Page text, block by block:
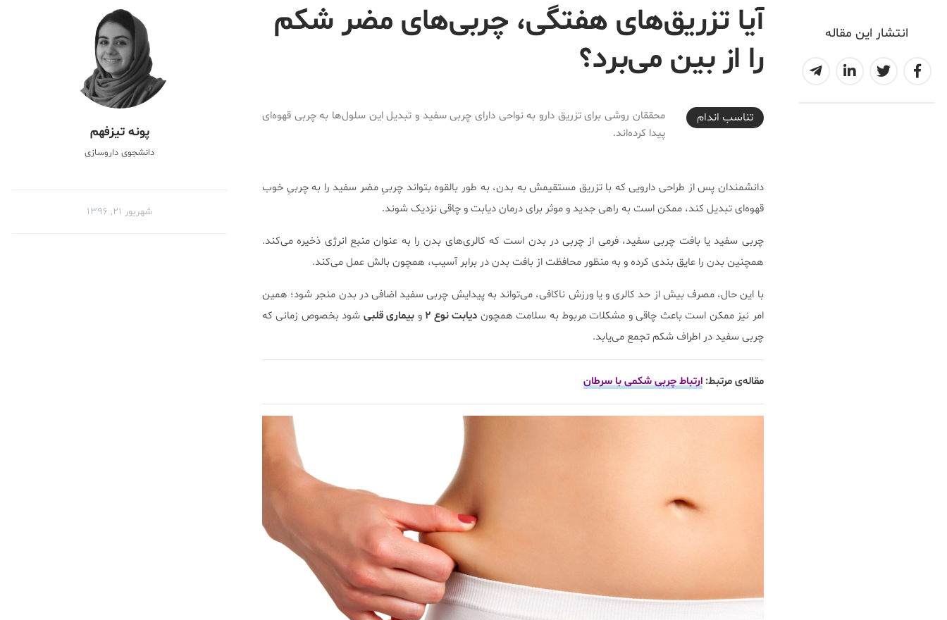
انتشار این مقاله
آیا تزریق‌های هفتگی، چربی‌های مضر شکم
را از بین می‌برد؟
2017-09-12T12:04:56+04:30
تناسب اندام
محققان روشی برای تزریق دارو به نواحی دارای چربی سفید و تبدیل این سلول‌ها به چربی قهوه‌ای
پیدا کرده‌اند.
دانشمندان پس از طراحی دارویی که با تزریق مستقیمش به بدن، به طور بالقوه بتواند چربیِ مضر سفید را به چربیِ خوب
قهوه‌ای تبدیل کند، ممکن است به راهی جدید و موثر برای درمان دیابت و چاقی نزدیک شوند.
چربی سفید یا بافت چربی سفید، فرمی از چربی در بدن است که کالری‌های بدن را به عنوان منبع انرژی ذخیره می‌کند.
همچنین بدن را عایق بندی کرده و به منظور محافظت از بافت بدن در برابر آسیب، همچون بالش عمل می‌کند.
با این حال، مصرف بیش از حد کالری و یا ورزش ناکافی، می‌تواند به پیدایش چربی سفید اضافی در بدن منجر شود؛ همین
امر نیز ممکن است باعث چاقی و مشکلات مربوط به سلامت همچون دیابت نوع ۲ و بیماری قلبی شود بخصوص زمانی که
چربی سفید در اطراف شکم تجمع می‌یابد.­
مقاله‌ی مرتبط:ارتباط چربی شکمی با سرطان
پونه تیزفهم
دانشجوی داروسازی
شهریور ۲۱, ۱۳۹۶